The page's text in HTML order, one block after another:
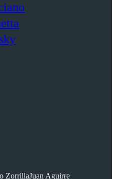
ZorrillaJuan Aguirre